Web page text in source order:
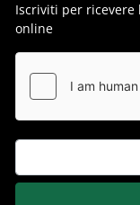
Iscriviti per
online